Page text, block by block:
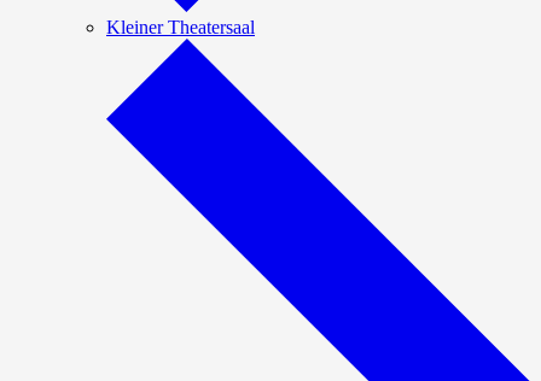
Kleiner Theatersaal